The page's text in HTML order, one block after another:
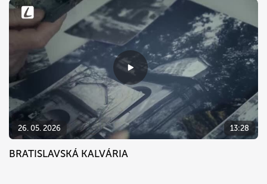
26. 05. 2026 13:28
BRATISLAVSKÁ KALVÁRIA